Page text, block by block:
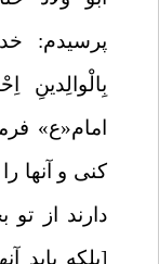
پرسیدم:
بِالْوالِدینِ
امام«ع»
کنی و آنها
[بلکه باید